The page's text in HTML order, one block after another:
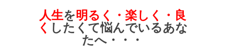
人生を明るく・楽しく・良
く したくて悩んでいるあな
たへ・・・